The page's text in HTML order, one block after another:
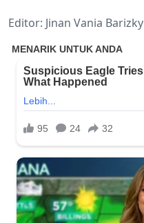
Editor: Jinan Vania Barizky